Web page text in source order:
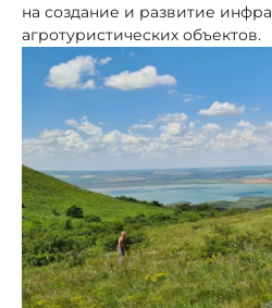
на создание и развитие
агротуристических объектов.